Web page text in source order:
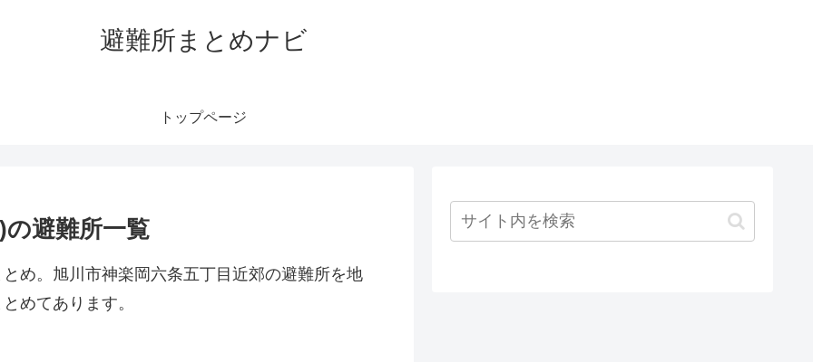
避難所まとめナビ
トップページ
避難所一覧
め。旭川市神楽岡六条五丁目近郊の避難所を地
めてあります。